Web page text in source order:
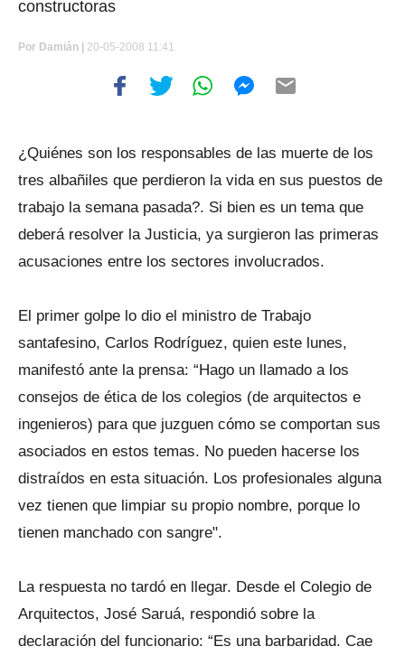
constructoras
Por Damián | 20-05-2008 11:41
¿Quiénes son los responsables de las muerte de los
tres albañiles que perdieron la vida en sus puestos de
trabajo la semana pasada?. Si bien es un tema que
deberá resolver la Justicia, ya surgieron las primeras
acusaciones entre los sectores involucrados.
El primer golpe lo dio el ministro de Trabajo
santafesino, Carlos Rodríguez, quien este lunes,
manifestó ante la prensa: “Hago un llamado a los
consejos de ética de los colegios (de arquitectos e
ingenieros) para que juzguen cómo se comportan sus
asociados en estos temas. No pueden hacerse los
distraídos en esta situación. Los profesionales alguna
vez tienen que limpiar su propio nombre, porque lo
tienen manchado con sangre".
La respuesta no tardó en llegar. Desde el Colegio de
Arquitectos, José Saruá, respondió sobre la
declaración del funcionario: “Es una barbaridad. Cae